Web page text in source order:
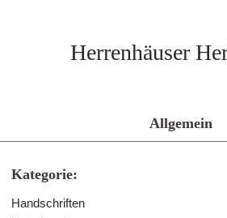
Herrenhäuser
Allgemein
Kategorie:
Handschriften